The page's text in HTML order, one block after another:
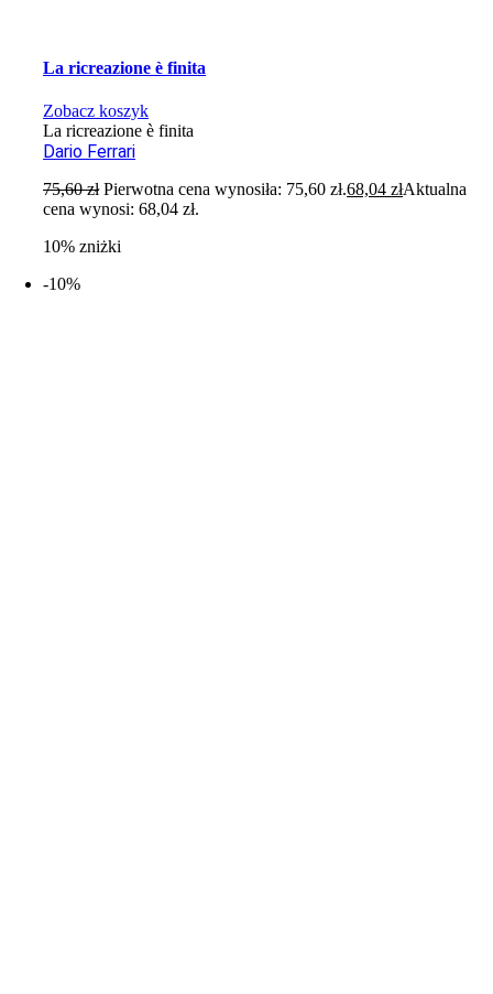
La ricreazione è finita
Zobacz koszyk
La ricreazione è finita
Dario Ferrari
75,60zł Pierwotna cena wynosiła: 75,60 zł.68,04złAktualna
cena wynosi: 68,04 zł.
10% zniżki
-10%